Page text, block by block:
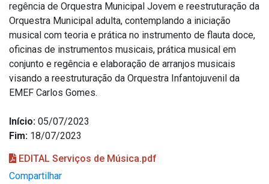
regência de Orquestra Municipal Jovem e reestruturação da
Orquestra Municipal adulta, contemplando a iniciação
musical com teoria e prática no instrumento de flauta doce,
oficinas de instrumentos musicais, prática musical em
conjunto e regência e elaboração de arranjos musicais
visando a reestruturação da Orquestra Infantojuvenil da
EMEF Carlos Gomes.
Início: 05/07/2023
Fim: 18/07/2023
EDITAL Serviços de Música.pdf
Compartilhar